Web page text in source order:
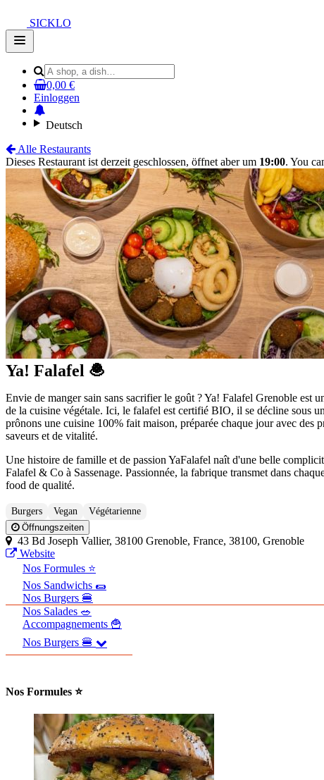
SICKLO
Open
main
0,00 €
Einloggen
Deutsch
Alle Restaurants
Dieses Restaurant ist derzeit geschlossen, öffnet aber um 19:00. You
Ya! Falafel 🧆
Envie de manger sain sans sacrifier le goût ? Ya! Falafel Grenoble est
de la cuisine végétale. Ici, le falafel est certifié BIO, il se décline sous
prônons une cuisine 100% fait maison, préparée chaque jour avec des
saveurs et de vitalité.
Une histoire de famille et de passion YaFalafel naît d'une belle
Falafel & Co à Sassenage. Passionnée, la fabrique transmet dans
food de qualité.
Burgers Vegan
Végétarienne
Öffnungszeiten
43 Bd Joseph Vallier, 38100 Grenoble, France, 38100, Grenoble
Website
Nos Formules ⭐
Nos Sandwichs 🌯
Nos Burgers 🍔
Nos Salades 🥗
Accompagnements 🍟
Nos Burgers 🍔
Nos Formules ⭐